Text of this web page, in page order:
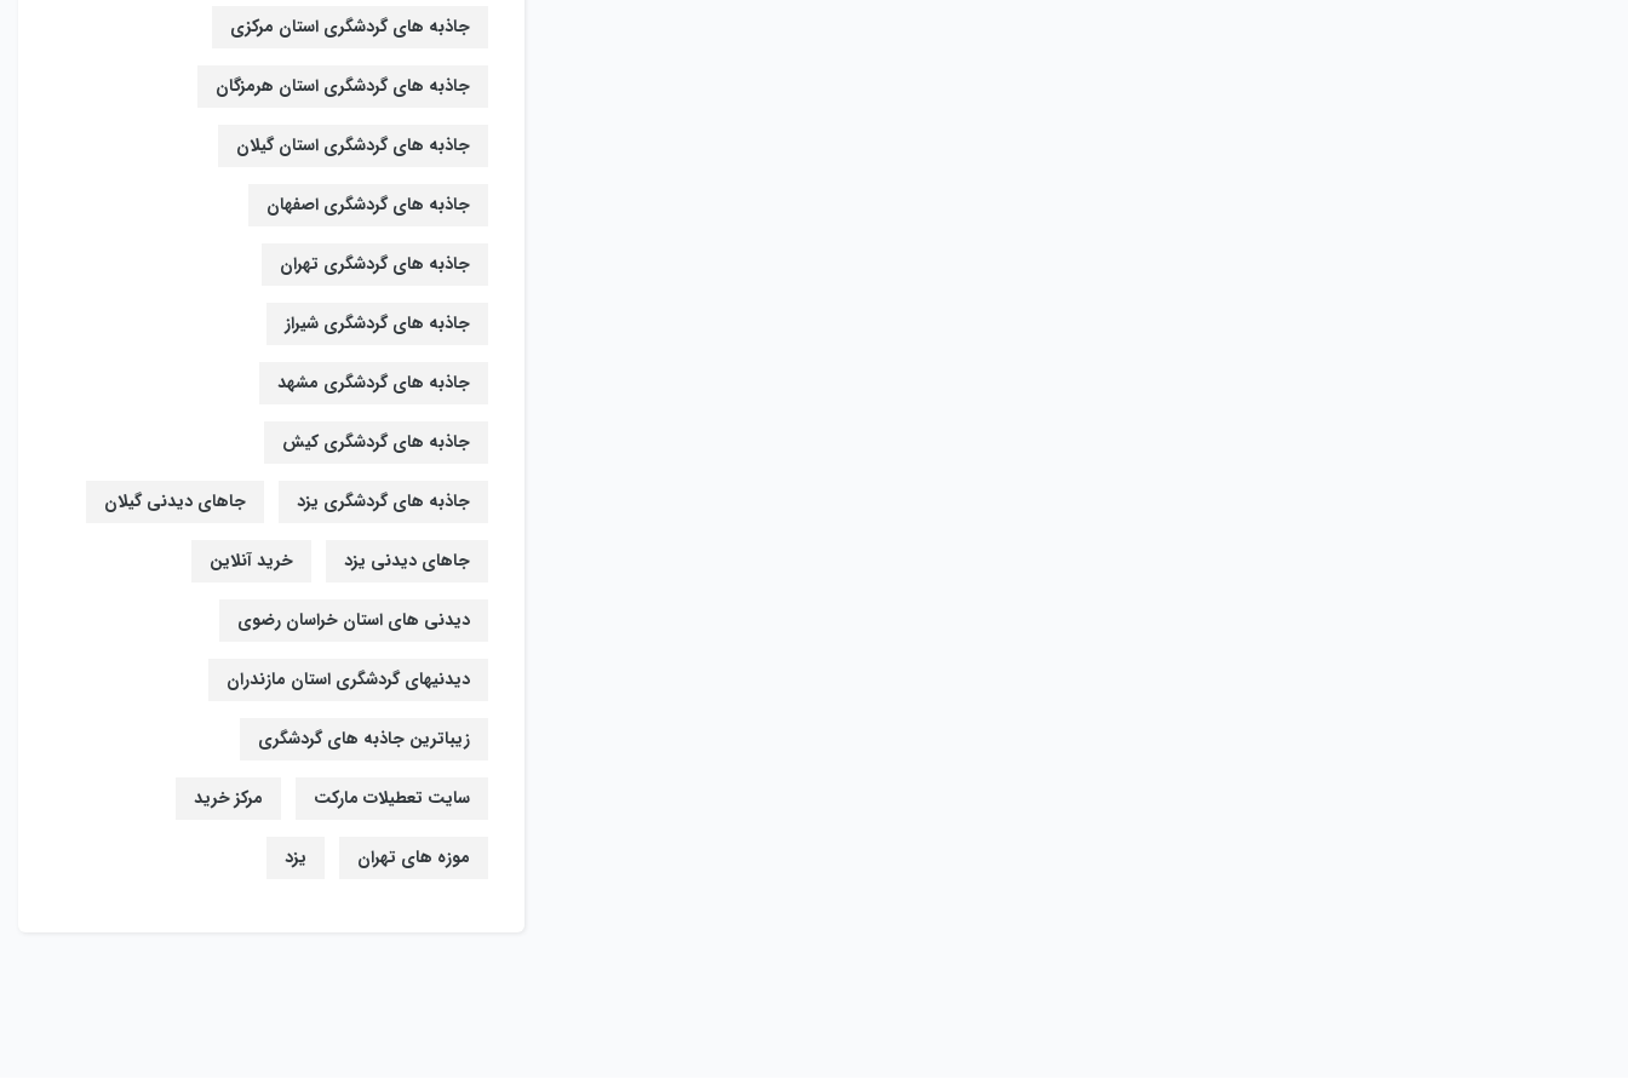
جاذبه های گردشگری استان مرکزی
جاذبه های گردشگری استان هرمزگان
جاذبه های گردشگری استان گیلان
جاذبه های گردشگری اصفهان
جاذبه های گردشگری تهران
جاذبه های گردشگری شیراز
جاذبه های گردشگری مشهد
جاذبه های گردشگری کیش
جاذبه های گردشگری یزد جاهای دیدنی گیلان
جاهای دیدنی یزد خرید آنلاین
دیدنی های استان خراسان رضوی
دیدنیهای گردشگری استان مازندران
زیباترین جاذبه های گردشگری
سایت تعطیلات مارکت مرکز خرید
موزه های تهران یزد